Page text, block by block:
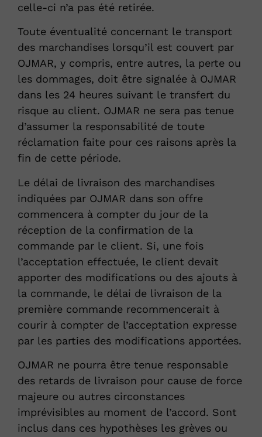
celle-ci n’a pas été retirée.
Toute éventualité concernant le transport
des marchandises lorsqu’il est couvert par
OJMAR, y compris, entre autres, la perte ou
les dommages, doit être signalée à OJMAR
dans les 24 heures suivant le transfert du
risque au client. OJMAR ne sera pas tenue
d’assumer la responsabilité de toute
réclamation faite pour ces raisons après la
fin de cette période.
Le délai de livraison des marchandises
indiquées par OJMAR dans son offre
commencera à compter du jour de la
réception de la confirmation de la
commande par le client. Si, une fois
l’acceptation effectuée, le client devait
apporter des modifications ou des ajouts à
la commande, le délai de livraison de la
première commande recommencerait à
courir à compter de l’acceptation expresse
par les parties des modifications apportées.
OJMAR ne pourra être tenue responsable
des retards de livraison pour cause de force
majeure ou autres circonstances
imprévisibles au moment de l’accord. Sont
inclus dans ces hypothèses les grèves ou